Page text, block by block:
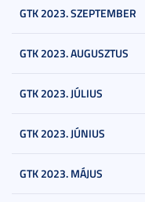
GTK 2023. SZEPTEMBER
GTK 2023. AUGUSZTUS
GTK 2023. JÚLIUS
GTK 2023. JÚNIUS
GTK 2023. MÁJUS